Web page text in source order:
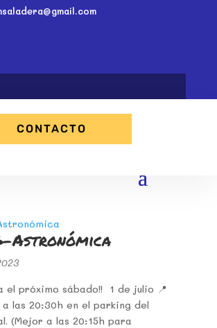
CONTACTO
Astronómica
el próximo sábado!! 1 de julio 📍
a las 20:30h en el parking del
(Mejor a las 20:15h para